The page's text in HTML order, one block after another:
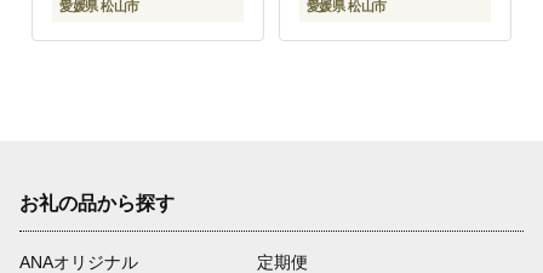
愛媛県 松山市 愛媛県 松山市
お礼の品から探す
ANAオリジナル
定期便